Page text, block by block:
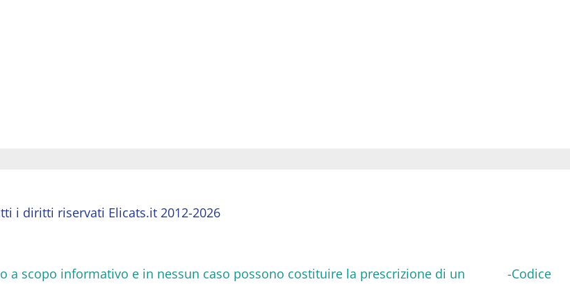
i diritti riservati Elicats.it 2012-2026
scopo informativo e in nessun caso possono costituire la prescrizione di un
-Codice